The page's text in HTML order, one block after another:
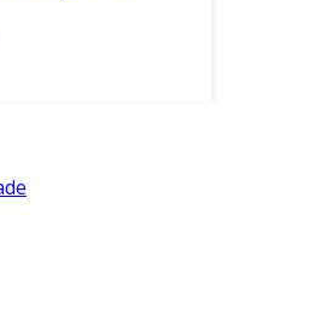
qualquer projeto.
resultar em falhas
de segurança
Portanto,
máxima,
de